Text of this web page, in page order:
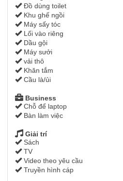
Đồ dùng toilet
Khu ghế ngồi
Máy sấy tóc
Lối vào riêng
Dầu gội
Máy sưởi
vải thô
Khăn tắm
Cầu là/ủi
Business
Chỗ để laptop
Bàn làm việc
Giải trí
Sách
TV
Video theo yêu cầu
Truyền hình cáp